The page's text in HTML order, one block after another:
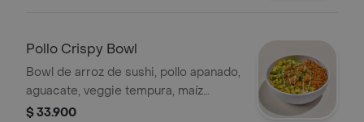
Pollo Crispy Bowl
Bowl de arroz de sushi, pollo apanado,
aguacate, veggie tempura, maíz
tierno, cebollín, chipotle mayo y
$ 33.900